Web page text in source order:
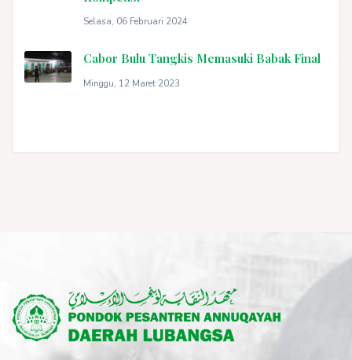
Selasa, 06 Februari 2024
Cabor Bulu Tangkis Memasuki Babak Final
Minggu, 12 Maret 2023